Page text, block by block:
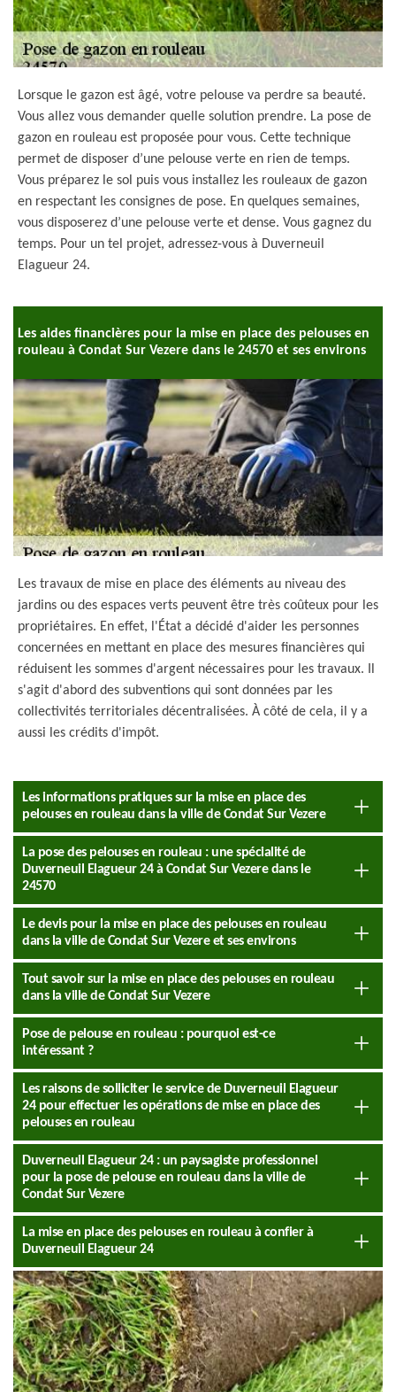
Lorsque le gazon est âgé, votre pelouse va perdre sa beauté.
Vous allez vous demander quelle solution prendre. La pose de
gazon en rouleau est proposée pour vous. Cette technique
permet de disposer d’une pelouse verte en rien de temps.
Vous préparez le sol puis vous installez les rouleaux de gazon
en respectant les consignes de pose. En quelques semaines,
vous disposerez d’une pelouse verte et dense. Vous gagnez du
temps. Pour un tel projet, adressez-vous à Duverneuil
Elagueur 24.
Les aides financières pour la mise en place des pelouses en
rouleau à Condat Sur Vezere dans le 24570 et ses environs
Les travaux de mise en place des éléments au niveau des
jardins ou des espaces verts peuvent être très coûteux pour les
propriétaires. En effet, l'État a décidé d'aider les personnes
concernées en mettant en place des mesures financières qui
réduisent les sommes d'argent nécessaires pour les travaux. Il
s'agit d'abord des subventions qui sont données par les
collectivités territoriales décentralisées. À côté de cela, il y a
aussi les crédits d'impôt.
Les informations pratiques sur la mise en place des
pelouses en rouleau dans la ville de Condat Sur Vezere
La pose des pelouses en rouleau : une spécialité de
Duverneuil Elagueur 24 à Condat Sur Vezere dans le
24570
Le devis pour la mise en place des pelouses en rouleau
dans la ville de Condat Sur Vezere et ses environs
Tout savoir sur la mise en place des pelouses en rouleau
dans la ville de Condat Sur Vezere
Pose de pelouse en rouleau : pourquoi est-ce
intéressant ?
Les raisons de solliciter le service de Duverneuil Elagueur
24 pour effectuer les opérations de mise en place des
pelouses en rouleau
Duverneuil Elagueur 24 : un paysagiste professionnel
pour la pose de pelouse en rouleau dans la ville de
Condat Sur Vezere
La mise en place des pelouses en rouleau à confier à
Duverneuil Elagueur 24